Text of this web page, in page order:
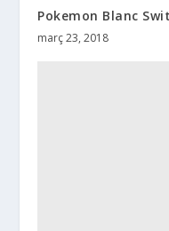
Pokemon Blanc
març 23, 2018